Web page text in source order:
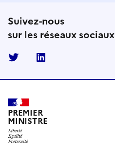
Suivez-nous
sur les réseaux sociaux
Twitter
PREMIER
MINISTRE